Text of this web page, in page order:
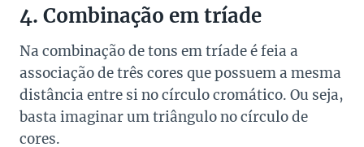
4. Combinação em tríade
Na combinação de tons em tríade é feia a
associação de três cores que possuem a mesma
distância entre si no círculo cromático. Ou seja,
basta imaginar um triângulo no círculo de
cores.